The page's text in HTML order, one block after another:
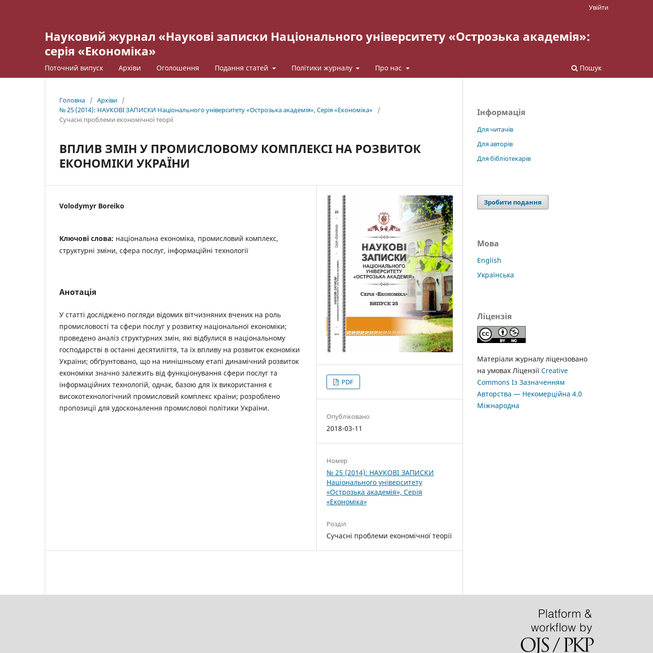
Науковий журнал «Наукові записки Національного університету «Острозька академія»:
серія «Економіка»
Поточний випуск Архіви Оголошення Подання статей Політики журналу Про нас Пошук
Увійти
Головна / Архіви
/
№ 25 (2014): НАУКОВІ ЗАПИСКИ Національного університету «Острозька акаде­мія», Серія «Економіка»
/
Cучасні проблеми економічної теорії
ВПЛИВ ЗМІН У ПРОМИСЛОВОМУ КОМПЛЕКСІ НА РОЗВИТОК
ЕКОНОМІКИ УКРАЇНИ
Volodymyr Boreiko
Ключові слова: національна економіка, промисловий комплекс,
структурні зміни, сфера послуг, інформаційні технології
Анотація
У статті досліджено погляди відомих вітчизняних вчених на роль
промисловості та сфери послуг у розвитку національної економіки;
проведено аналіз структурних змін, які відбулися в національному
господарстві в останні десятиліття, та їх впливу на розвиток економіки
України; обґрунтовано, що на нинішньому етапі динамічний розвиток
економіки значно залежить від функціонування сфери послуг та
інформаційних технологій, однак, базою для їх використання є
високотехнологічний промисловий комплекс країни; розроблено
пропозиції для удосконалення промислової політики України.
PDF
Опубліковано
2018-03-11
Номер
№ 25 (2014): НАУКОВІ ЗАПИСКИ
Національного університету
«Острозька акаде­мія», Серія
«Економіка»
Розділ
Cучасні проблеми економічної теорії
Інформація
Для читачів
Для авторів
Для бібліотекарів
Зробити подання
Мова
English
Українська
Ліцензія
Матеріали журналу ліцензовано
на умовах Ліцензії Creative
Commons Із Зазначенням
Авторства — Некомерційна 4.0
Міжнародна